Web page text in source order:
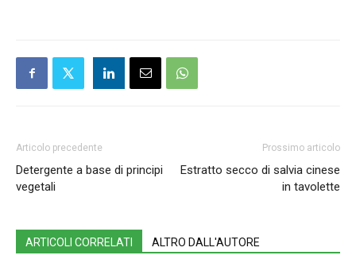
Articolo precedente
Detergente a base di principi
vegetali
Prossimo articolo
Estratto secco di salvia cinese
in tavolette
ARTICOLI CORRELATI ALTRO DALL'AUTORE